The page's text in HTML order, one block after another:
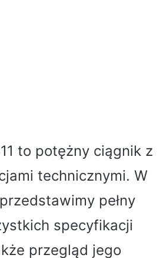
to potężny ciągnik z
technicznymi. W
pełny
specyfikacji
przegląd jego